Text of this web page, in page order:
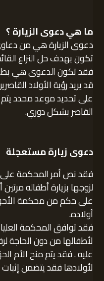
ما هي دعوى الزيارة ؟
دعوى الزيارة هي من
تكون بهدف حل النزاع
فقد تكون الدعوى هي
قد يريد رؤية الأولاد
على تحديد موعد محدد
القاصر بشكل دوري.
دعوى زيارة مستعجلة
فقد نص أمر المحكمة على
لزوجها بزيارة أطفاله
على حكم من محكمة
أولاده.
فقد توافق المحكمة
لأطفالها من دون الحاجة
عليه . فقد يتم منح الأم
لأولادها فقد يتضمن